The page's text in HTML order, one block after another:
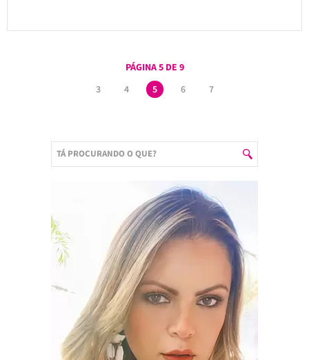
PÁGINA 5 DE 9
3
4 5 6 7